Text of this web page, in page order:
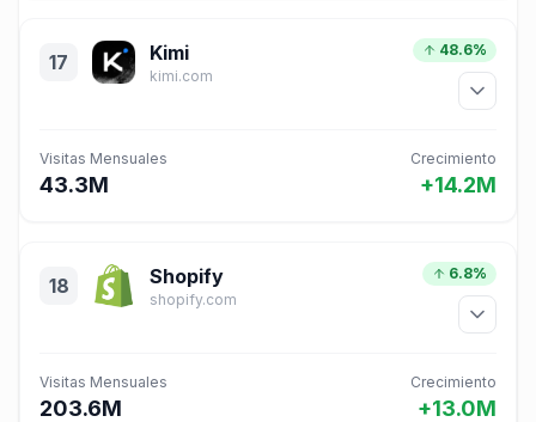
17 Kimi
kimi.com
48.6%
Visitas Mensuales
43.3M
Crecimiento
+14.2M
18 Shopify
shopify.com
6.8%
Visitas Mensuales
203.6M
Crecimiento
+13.0M